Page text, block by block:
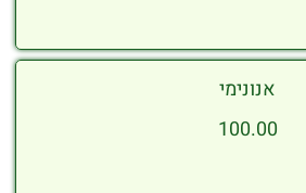
אנונימי
100.00